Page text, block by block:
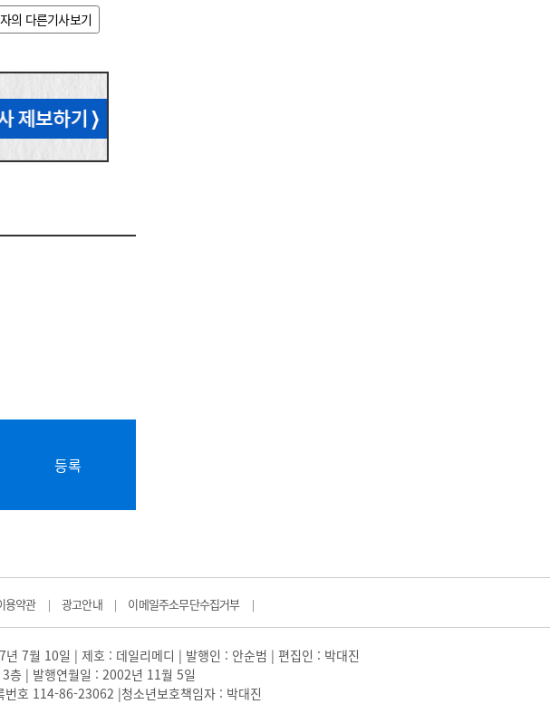
의 다른기사보기
등록
용약관 | 광고안내 | 이메일주소무단수집거부 |
7월 10일 | 제호 : 데일리메디 | 발행인 : 안순범 | 편집인 : 박대진
층 | 발행연월일 : 2002년 11월 5일
호 114-86-23062 |청소년보호책임자 : 박대진